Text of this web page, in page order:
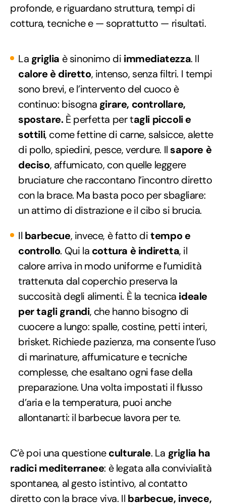
profonde, e riguardano struttura, tempi di
cottura, tecniche e — soprattutto — risultati.
La griglia è sinonimo di immediatezza. Il
calore è diretto, intenso, senza filtri. I tempi
sono brevi, e l’intervento del cuoco è
continuo: bisogna girare, controllare,
spostare.È perfetta per tagli piccoli e
sottili, come fettine di carne, salsicce, alette
di pollo, spiedini, pesce, verdure. Il sapore è
deciso, affumicato, con quelle leggere
bruciature che raccontano l’incontro diretto
con la brace. Ma basta poco per sbagliare:
un attimo di distrazione e il cibo si brucia.
Il barbecue, invece, è fatto ditempo e
controllo. Qui la cottura è indiretta, il
calore arriva in modo uniforme e l’umidità
trattenuta dal coperchio preserva la
succosità degli alimenti. È la tecnica ideale
per tagli grandi, che hanno bisogno di
cuocere a lungo: spalle, costine, petti interi,
brisket. Richiede pazienza, ma consente l’uso
di marinature, affumicature e tecniche
complesse, che esaltano ogni fase della
preparazione. Una volta impostati il flusso
d’aria e la temperatura, puoi anche
allontanarti: il barbecue lavora per te.
C’è poi una questioneculturale. La griglia ha
radici mediterranee: è legata alla convivialità
spontanea, al gesto istintivo, al contatto
diretto con la brace viva. Il barbecue, invece,